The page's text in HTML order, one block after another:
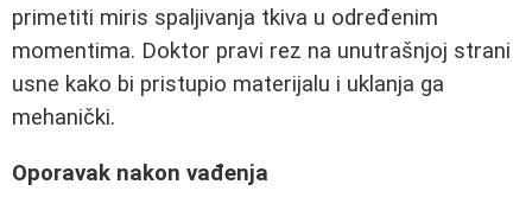
primetiti miris spaljivanja tkiva u određenim
momentima. Doktor pravi rez na unutrašnjoj strani
usne kako bi pristupio materijalu i uklanja ga
mehanički.
Oporavak nakon vađenja